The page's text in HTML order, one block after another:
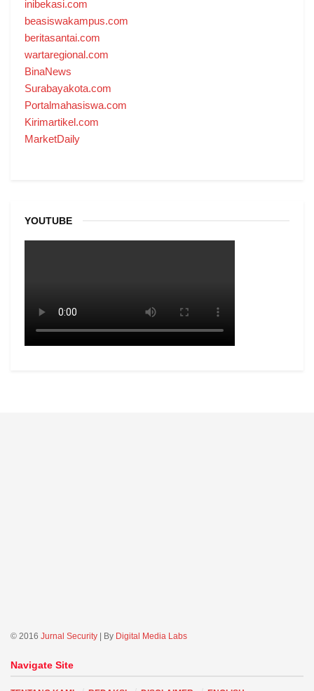
inibekasi.com
beasiswakampus.com
beritasantai.com
wartaregional.com
BinaNews
Surabayakota.com
Portalmahasiswa.com
Kirimartikel.com
MarketDaily
YOUTUBE
© 2016 Jurnal Security | By Digital Media Labs
Navigate Site